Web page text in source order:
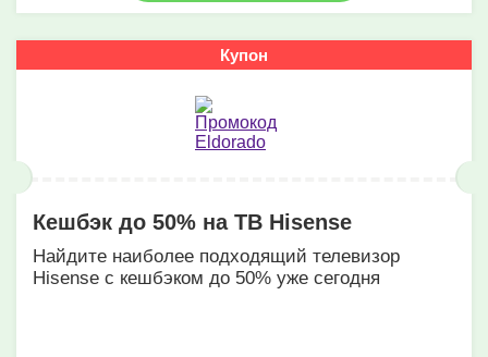
Купон
Кешбэк до 50% на ТВ Hisense
Найдите наиболее подходящий телевизор
Hisense с кешбэком до 50% уже сегодня